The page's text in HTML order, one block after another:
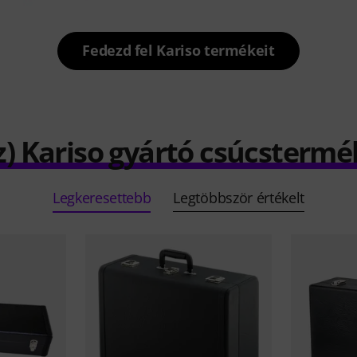
Fedezd fel Kariso termékeit
Kariso gyártó
Legkeresettebb Legtöbbször értékelt